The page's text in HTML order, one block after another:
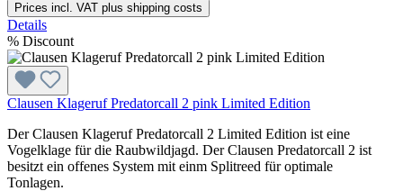
Prices incl. VAT plus shipping costs
Details
% Discount
Clausen Klageruf Predatorcall 2 pink Limited Edition
Der Clausen Klageruf Predatorcall 2 Limited Edition ist eine
Vogelklage für die Raubwildjagd. Der Clausen Predatorcall 2 ist
besitzt ein offenes System mit einm Splitreed für optimale
Tonlagen.